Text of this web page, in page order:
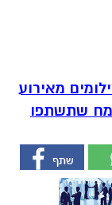
מאירוע
שתשתפו